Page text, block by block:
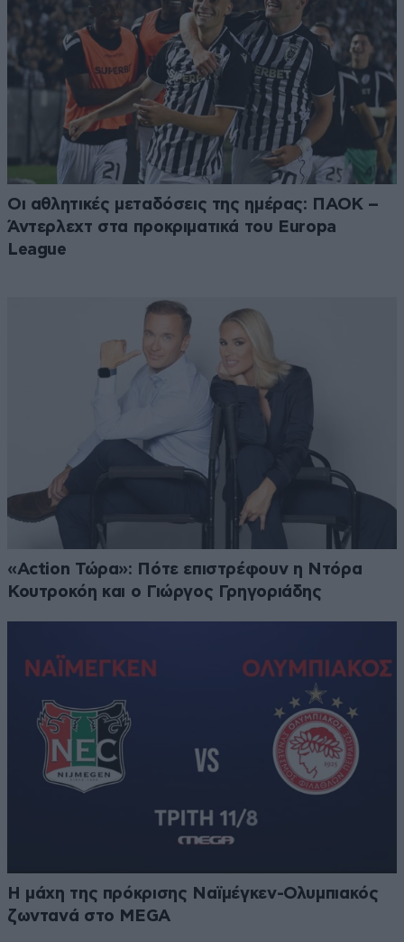
Οι αθλητικές μεταδόσεις της ημέρας: ΠΑΟΚ –
Άντερλεχτ στα προκριματικά του Europa
League
«Action Τώρα»: Πότε επιστρέφουν η Ντόρα
Κουτροκόη και ο Γιώργος Γρηγοριάδης
Η μάχη της πρόκρισης Ναϊμέγκεν-Ολυμπιακός
ζωντανά στο MEGA